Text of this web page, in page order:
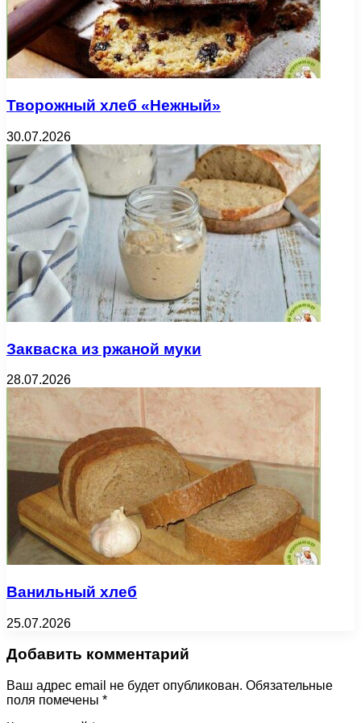
Творожный хлеб «Нежный»
30.07.2026
Закваска из ржаной муки
28.07.2026
Ванильный хлеб
25.07.2026
Добавить комментарий
Ваш адрес email не будет опубликован. Обязательные
поля помечены *